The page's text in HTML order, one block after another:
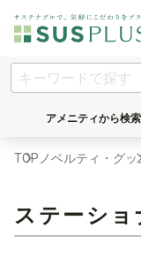
アメニティから検索
TOP ノベルティ・グッ
ステーショ